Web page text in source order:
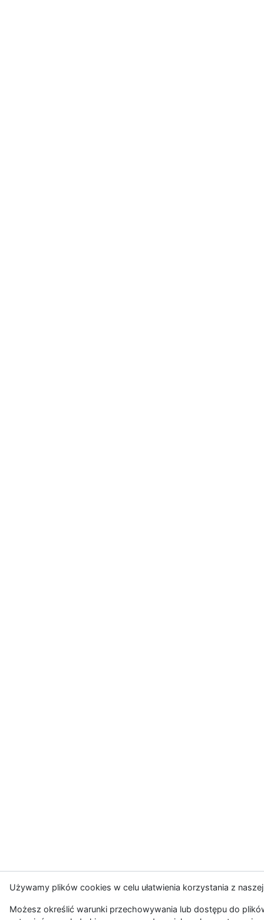
Używamy plików cookies w celu ułatwienia korzystania z
Możesz określić warunki przechowywania lub dostępu do